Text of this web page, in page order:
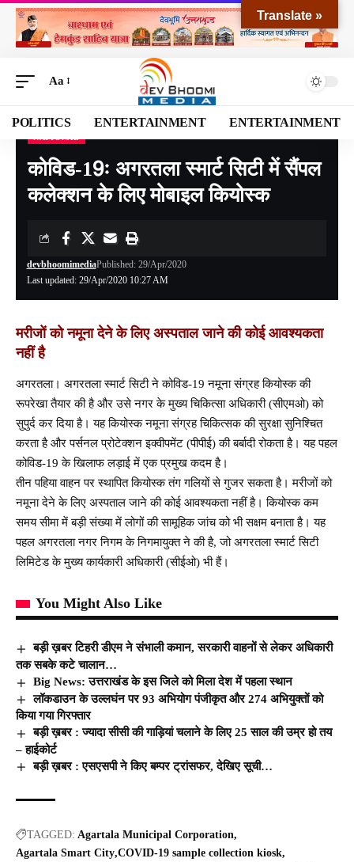
Aa
POLITICS ENTERTAINMENT ENTERTAINMENT
Devbhoomi Media> Blog>NATIONAL>कोविड-19ः अगरतला स्मार्ट सिटी में सैंपल कलेक्शन के लिए मोबाइल कियोस्क
कोविड-19ः अगरतला स्मार्ट सिटी में सैंपल
कलेक्शन के लिए मोबाइल कियोस्क
Last updated: 29/Apr/2020 10:27 AM
devbhoomimediaPublished: 29/Apr/2020
मरीजों को नमूना देने के लिए अस्पताल जाने की कोई आवश्यकता
नहीं है
अगरतला। अगरतला स्मार्ट सिटी ने कोविड-19 नमूना संग्रह कियोस्क की
रूपरेखा तैयार की है और उसे नगर के मुख्य चिकित्सा अधिकारी (सीएमओ) को
सुपुर्द कर दिया है। यह कियोस्क नमूना संग्रह चिकित्सक की सुरक्षा सुनिश्चित
करता है और पर्सनल प्रोटेक्शन इक्वीपमेंट (पीपीई) की बर्बादी रोकता है। यह पहल
कोविड-19 के खिलाफ लड़ाई में एक प्रमुख कदम है।
तीन पहिया वाहन पर स्थापित कियोस्क तंग गलियों से गुजर सकता है। मरीजों को
नमूना देने के लिए अस्पताल जाने की कोई आवश्यकता नहीं है। कियोस्क कम
समय सीमा में बड़ी संख्या में लोगों की सामूहिक जांच को भी सक्षम बनाता है। यह
पहल अगरतला नगर निगम के निगमायुक्त ने की है, जो अगरतला स्मार्ट सिटी
लिमिटेड के मुख्य कार्यकारी अधिकारी (सीईओ) भी हैं।
You Might Also Like
बड़ी ख़बर टिहरी डीएम ने संभाली कमान, सरकारी वाहनों से लेकर अधिकारी
तक सबके कटे चालान…
Big News: उत्तराखंड के इस जिले को मिला देश में पहला स्थान
लॉकडाउन के उल्लघंन पर 93 अभियोग पंजीकृत और 274 अभियुक्तों को
किया गया गिरफ्तार
बड़ी ख़बर : ज्यादा सीसी की गाड़ियां चलाने के लिए 25 साल की उम्र हो तय
– हाईकोर्ट
बड़ी ख़बर : एसएसपी ने किए बम्पर ट्रांसफर, देखिए सूची…
TAGGED: Agartala Municipal Corporation
Agartala Smart City COVID-19 sample collection kiosk
Translate »